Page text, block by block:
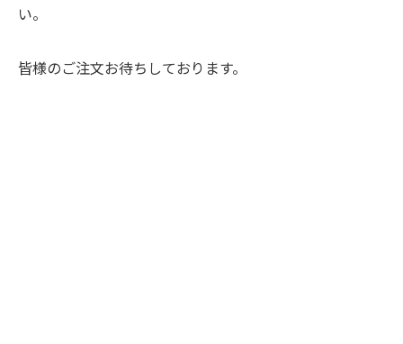
い。
皆様のご注文お待ちしております。